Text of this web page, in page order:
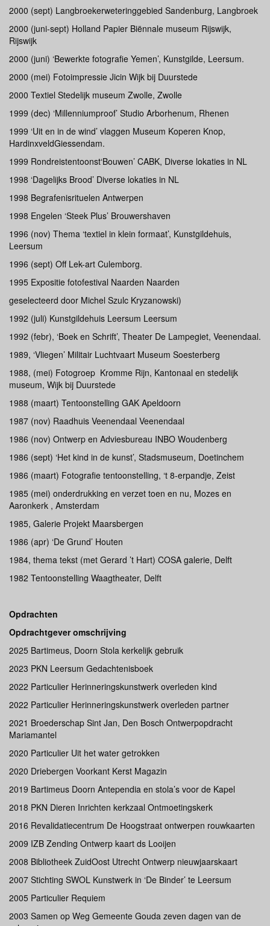
2000 (sept) Langbroekerweteringgebied Sandenburg, Langbroek
2000 (juni-sept) Holland Papier Biënnale museum Rijswijk,
Rijswijk
2000 (juni) ‘Bewerkte fotografie Yemen’, Kunstgilde, Leersum.
2000 (mei) Fotoimpressie Jicin Wijk bij Duurstede
2000 Textiel Stedelijk museum Zwolle, Zwolle
1999 (dec) ‘Millenniumproof’ Studio Arborhenum, Rhenen
1999 ‘Uit en in de wind’ vlaggen Museum Koperen Knop,
HardinxveldGiessendam.
1999 Rondreistentoonst‘Bouwen’ CABK, Diverse lokaties in NL
1998 ‘Dagelijks Brood’ Diverse lokaties in NL
1998 Begrafenisrituelen Antwerpen
1998 Engelen ‘Steek Plus’ Brouwershaven
1996 (nov) Thema ‘textiel in klein formaat’, Kunstgildehuis,
Leersum
1996 (sept) Off Lek-art Culemborg.
1995 Expositie fotofestival Naarden Naarden
geselecteerd door Michel Szulc Kryzanowski)
1992 (juli) Kunstgildehuis Leersum Leersum
1992 (febr), ‘Boek en Schrift’, Theater De Lampegiet, Veenendaal.
1989, ‘Vliegen’ Militair Luchtvaart Museum Soesterberg
1988, (mei) Fotogroep Kromme Rijn, Kantonaal en stedelijk
museum, Wijk bij Duurstede
1988 (maart) Tentoonstelling GAK Apeldoorn
1987 (nov) Raadhuis Veenendaal Veenendaal
1986 (nov) Ontwerp en Adviesbureau INBO Woudenberg
1986 (sept) ‘Het kind in de kunst’, Stadsmuseum, Doetinchem
1986 (maart) Fotografie tentoonstelling, ‘t 8-erpandje, Zeist
1985 (mei) onderdrukking en verzet toen en nu, Mozes en
Aaronkerk , Amsterdam
1985, Galerie Projekt Maarsbergen
1986 (apr) ‘De Grund’ Houten
1984, thema tekst (met Gerard ’t Hart) COSA galerie, Delft
1982 Tentoonstelling Waagtheater, Delft
Opdrachten
Opdrachtgever omschrijving
2025 Bartimeus, Doorn Stola kerkelijk gebruik
2023 PKN Leersum Gedachtenisboek
2022 Particulier Herinneringskunstwerk overleden kind
2022 Particulier Herinneringskunstwerk overleden partner
2021 Broederschap Sint Jan, Den Bosch Ontwerpopdracht
Mariamantel
2020 Particulier Uit het water getrokken
2020 Driebergen Voorkant Kerst Magazin
2019 Bartimeus Doorn Antependia en stola’s voor de Kapel
2018 PKN Dieren Inrichten kerkzaal Ontmoetingskerk
2016 Revalidatiecentrum De Hoogstraat ontwerpen rouwkaarten
2009 IZB Zending Ontwerp kaart ds Looijen
2008 Bibliotheek ZuidOost Utrecht Ontwerp nieuwjaarskaart
2007 Stichting SWOL Kunstwerk in ‘De Binder’ te Leersum
2005 Particulier Requiem
2003 Samen op Weg Gemeente Gouda zeven dagen van de